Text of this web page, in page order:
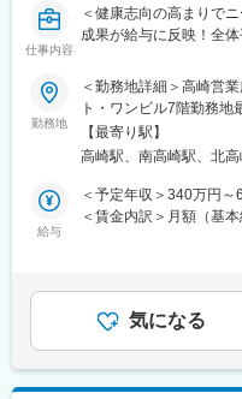
仕事内容
＜健康志向の高まりで
成果が給与に反映！全
【仕事の内容】
当社は、東証プライム
今回募集するのは、法
会を行う営業職です。
新規飛び込みや無作為
やお問い合わせのあっ
入社後は専任トレーナ
【求人ポイント◎】
■未経験の方も歓迎です
勤務地
＜勤務地詳細＞高崎営
ト・ワンビル7階勤務
内全面禁煙変更の範囲
【最寄り駅】
高崎駅、南高崎駅、北高
給与
＜予定年収＞340万円
＜賃金内訳＞月額（基
＞有＜残業手当＞有＜
たインセンティブ制度
月・12月）基本給の3ヶ
金額であり、選考を通
は固定手当を含めた表
気になる